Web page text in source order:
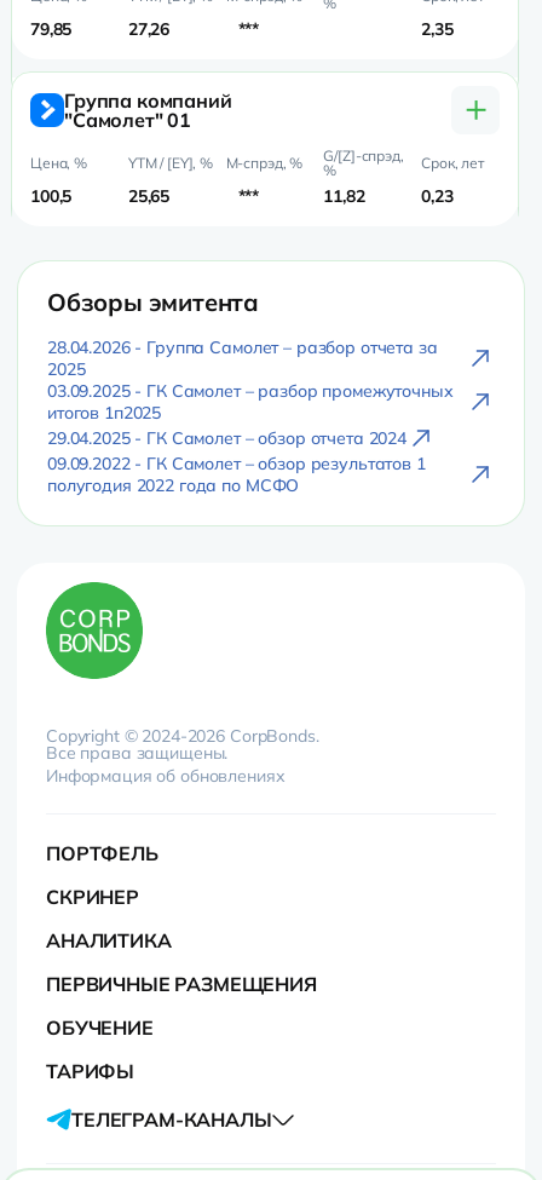
79,85 27,26 *** 2,35
Группа компаний
"Самолет" 01
+
100,5 25,65 *** 11,82 0,23
Обзоры эмитента
28.04.2026 - Группа Самолет – разбор отчета за
2025
03.09.2025 - ГК Самолет – разбор промежуточных
итогов 1п2025
29.04.2025 - ГК Самолет – обзор отчета 2024
09.09.2022 - ГК Самолет – обзор результатов 1
полугодия 2022 года по МСФО
Copyright © 2024-2026 CorpBonds.
Все права защищены.
Информация об обновлениях
ПОРТФЕЛЬ
СКРИНЕР
АНАЛИТИКА
ПЕРВИЧНЫЕ РАЗМЕЩЕНИЯ
ОБУЧЕНИЕ
ТАРИФЫ
ТЕЛЕГРАМ-КАНАЛЫ